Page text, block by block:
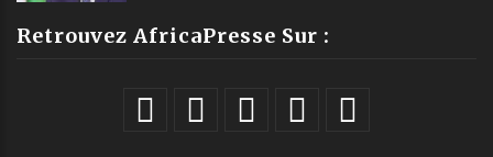
Retrouvez AfricaPresse Sur :